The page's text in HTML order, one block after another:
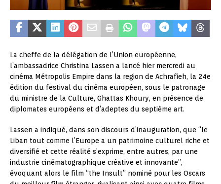
La cheffe de la délégation de l’Union européenne,
l’ambassadrice Christina Lassen a lancé hier mercredi au
cinéma Métropolis Empire dans la region de Achrafieh, la 24e
édition du festival du cinéma européen, sous le patronage
du ministre de la Culture, Ghattas Khoury, en présence de
diplomates européens et d’adeptes du septième art.
Lassen a indiqué, dans son discours d’inauguration, que “le
Liban tout comme l’Europe a un patrimoine culturel riche et
diversifié et cette réalité s’exprime, entre autres, par une
industrie cinématographique créative et innovante”,
évoquant alors le film “the Insult” nominé pour les Oscars